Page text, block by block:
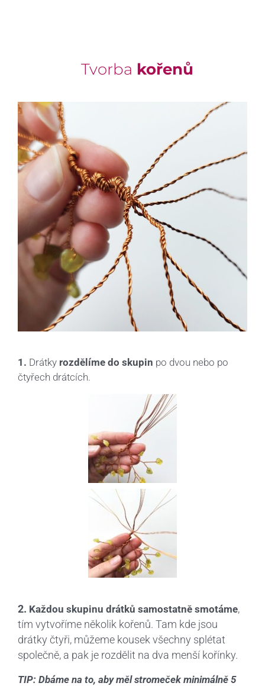
Tvorba kořenů
1. Drátky rozdělíme do skupin po dvou nebo po
čtyřech drátcích.
2. Každou skupinu drátků samostatně smotáme,
tím vytvoříme několik kořenů. Tam kde jsou
drátky čtyři, můžeme kousek všechny splétat
společně, a pak je rozdělit na dva menší kořínky.
TIP: Dbáme na to, aby měl stromeček minimálně 5